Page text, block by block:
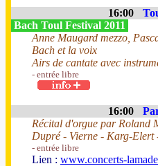
16:00
Bach Toul Festival 2011
Anne Maugard mezzo,
Bach et la voix
Airs de cantate avec
- entrée libre
16:00
Récital d'orgue par Roland
Dupré - Vierne - Karg-Elert
- entrée libre
Lien : www.concerts-